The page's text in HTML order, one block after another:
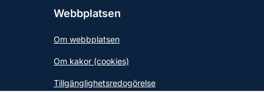
Webbplatsen
Om webbplatsen
Om kakor (cookies)
Tillgänglighetsredogörelse